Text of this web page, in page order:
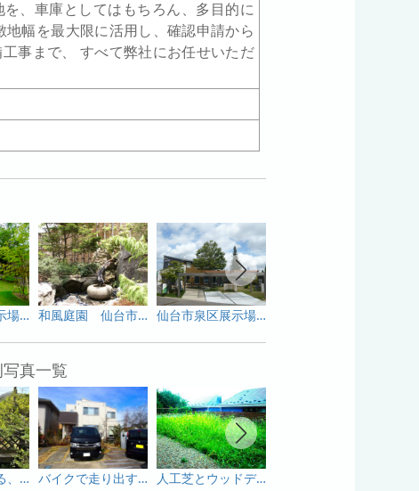
、車庫としてはもちろん、多目的に
幅を最大限に活用し、確認申請から
事まで、 すべて弊社にお任せいただ
仙台市泉区展示場③ 仙台市泉区 和風庭園 仙台市泉区 仙台市泉区展示場➀正面 仙台市泉区
真一覧
デッキで広がる、暮らしの楽しみ方 仙台市 バイクで走り出す前から、ワクワクが始まる庭。 仙台市 人工芝とウッドデッキが彩る、くつろぎと遊び心いっぱいのナチュラルガーデン。仙台市